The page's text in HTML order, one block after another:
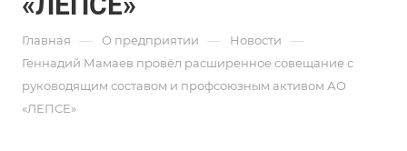
Главная — О предприятии — Новости —
Геннадий Мамаев провёл расширенное совещание с
руководящим составом и профсоюзным активом АО
«ЛЕПСЕ»